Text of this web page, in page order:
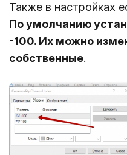
Также в настройках
По умолчанию
-100. Их можно
собственные.